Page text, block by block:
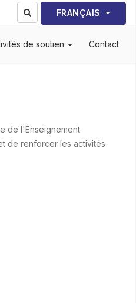
Sélectionnez votre
FRANÇAIS
de soutien Contact
de l'Enseignement
de renforcer les activités